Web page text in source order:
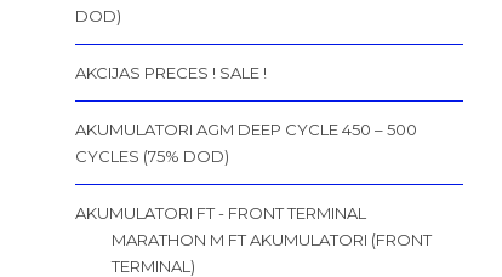
DOD)
AKCIJAS PRECES ! SALE !
AKUMULATORI AGM DEEP CYCLE 450 – 500
CYCLES (75% DOD)
AKUMULATORI FT - FRONT TERMINAL
MARATHON M FT AKUMULATORI (FRONT
TERMINAL)